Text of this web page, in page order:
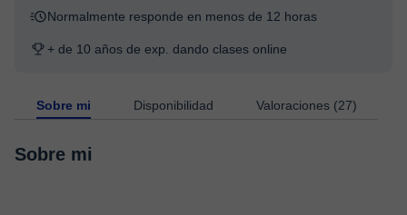
Normalmente responde en menos de 12 horas
+ de 10 años de exp. dando clases online
Sobre mi Disponibilidad Valoraciones (27)
Sobre mi